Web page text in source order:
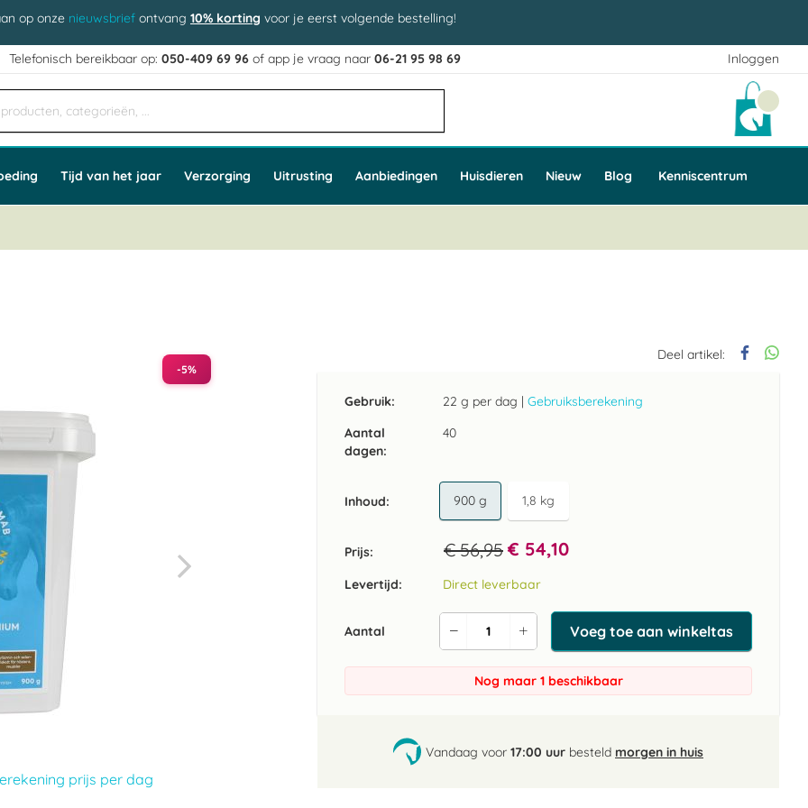
op onze nieuwsbrief ontvang 10% korting voor je eerst volgende bestelling!
Inloggen
Telefonisch bereikbaar op:050-409 69 96 of app je vraag naar06-21 95 98 69
Tijd van het jaar Verzorging Uitrusting Aanbiedingen Huisdieren Nieuw Blog Kenniscentrum
Deel artikel:
Gebruik: 22 g per dag | Gebruiksberekening
Aantal
dagen:
40
Inhoud 900 g 1,8 kg
Prijs: € 56,95 € 54,10
Levertijd: Direct leverbaar
Aantal
Verhoog
de
aantal
Verlaag
de
aantal
Voeg toe aan winkeltas
Nog maar 1 beschikbaar
Vandaag voor 17:00 uur besteld morgen in huis
-5%
prijs per dag